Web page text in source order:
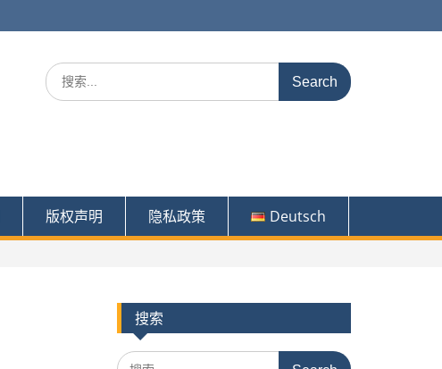
Search
for:
版权声明 隐私政策 Deutsch
搜索
Search